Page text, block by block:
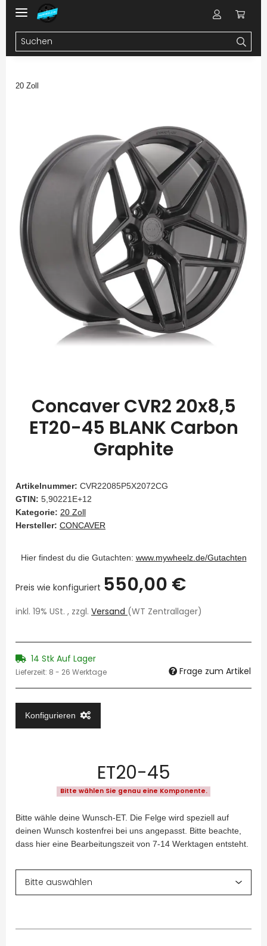
20 Zoll
Concaver CVR2 20x8,5
ET20-45 BLANK Carbon
Graphite
Artikelnummer: CVR22085P5X2072CG
GTIN: 5,90221E+12
Kategorie: 20 Zoll
Hersteller: CONCAVER
Hier findest du die Gutachten: www.mywheelz.de/Gutachten
Preis wie konfiguriert 550,00 €
inkl. 19% USt. , zzgl. Versand (WT Zentrallager)
14 Stk Auf Lager
Lieferzeit: 8 - 26 Werktage Frage zum Artikel
Konfigurieren
ET20-45
Bitte wählen Sie genau eine Komponente.
Bitte wähle deine Wunsch-ET. Die Felge wird speziell auf
deinen Wunsch kostenfrei bei uns angepasst. Bitte beachte,
dass hier eine Bearbeitungszeit von 7-14 Werktagen entsteht.